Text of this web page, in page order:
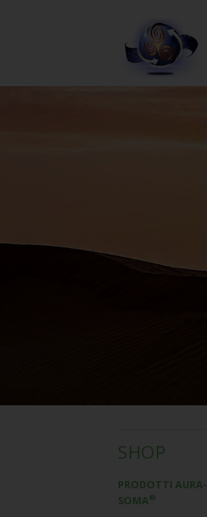
SHOP
PRODOTTI AURA-
SOMA®